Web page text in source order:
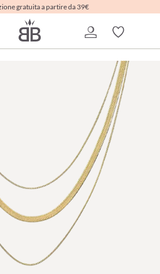
gratuita a partire da 39€